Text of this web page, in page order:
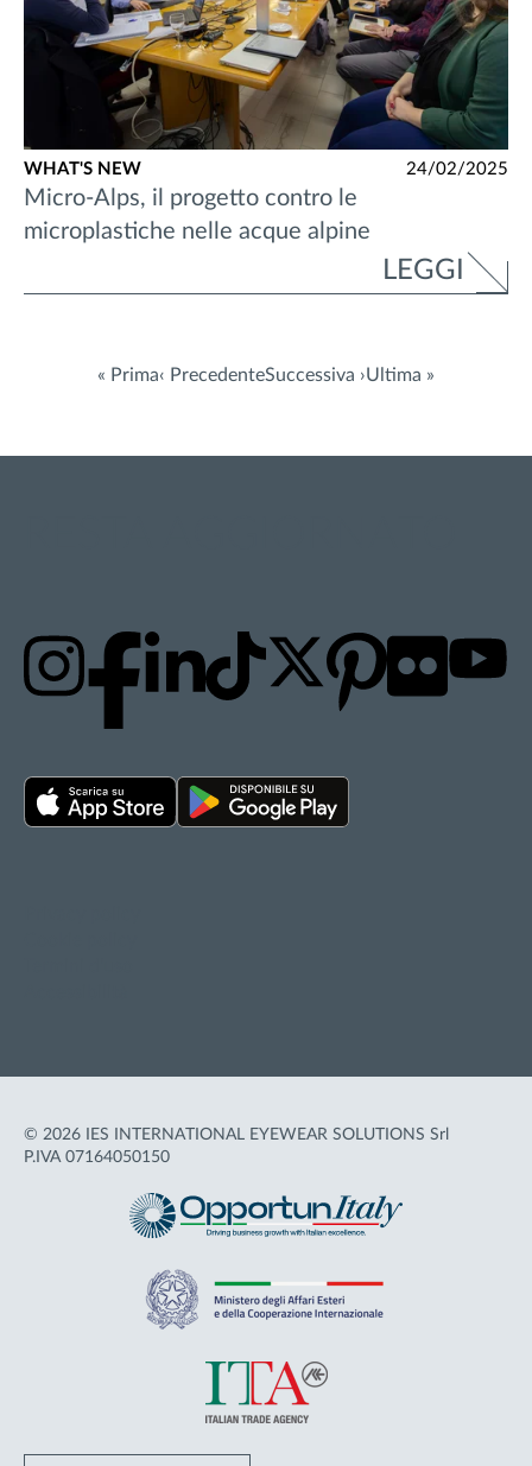
WHAT'S NEW 24/02/2025
Micro-Alps, il progetto contro le
microplastiche nelle acque alpine
LEGGI
« Prima‹ PrecedenteSuccessiva ›Ultima »
© 2026 IES INTERNATIONAL EYEWEAR SOLUTIONS Srl
P.IVA 07164050150